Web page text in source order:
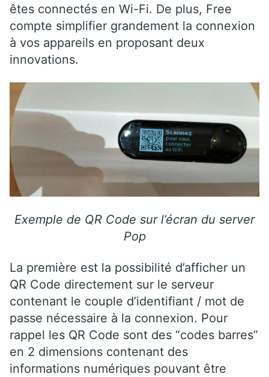
êtes connectés en Wi-Fi. De plus, Free
compte simplifier grandement la connexion
à vos appareils en proposant deux
innovations.
Exemple de QR Code sur l’écran du server
Pop
La première est la possibilité d’afficher un
QR Code directement sur le serveur
contenant le couple d’identifiant / mot de
passe nécessaire à la connexion. Pour
rappel les QR Code sont des “codes barres”
en 2 dimensions contenant des
informations numériques pouvant être